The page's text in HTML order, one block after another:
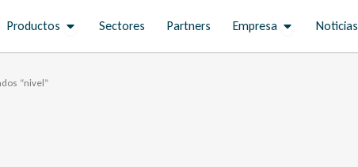
Productos Open Productos
Sectores Partners Empresa Open Empresa
Noticias
“nivel”